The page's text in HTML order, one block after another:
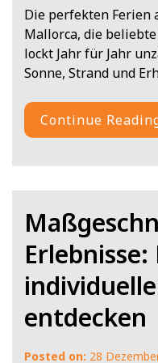
Die perfekten Ferien
Mallorca, die
lockt Jahr für Jahr
Sonne, Strand und
Continue
entdecken
Posted on: 28